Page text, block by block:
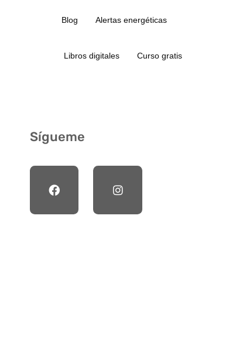
Blog Alertas energéticas
Libros digitales Curso gratis
Sígueme